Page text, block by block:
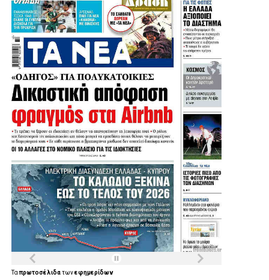
Ταπρωτοσέλιδατωνεφημερίδων